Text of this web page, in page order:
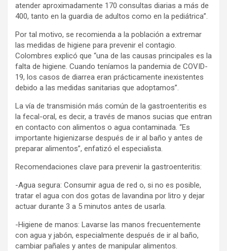
atender aproximadamente 170 consultas diarias a más de
400, tanto en la guardia de adultos como en la pediátrica”.
Por tal motivo, se recomienda a la población a extremar
las medidas de higiene para prevenir el contagio.
Colombres explicó que “una de las causas principales es la
falta de higiene. Cuando teníamos la pandemia de COVID-
19, los casos de diarrea eran prácticamente inexistentes
debido a las medidas sanitarias que adoptamos”.
La vía de transmisión más común de la gastroenteritis es
la fecal-oral, es decir, a través de manos sucias que entran
en contacto con alimentos o agua contaminada. “Es
importante higienizarse después de ir al baño y antes de
preparar alimentos”, enfatizó el especialista.
Recomendaciones clave para prevenir la gastroenteritis:
-Agua segura: Consumir agua de red o, si no es posible,
tratar el agua con dos gotas de lavandina por litro y dejar
actuar durante 3 a 5 minutos antes de usarla.
-Higiene de manos: Lavarse las manos frecuentemente
con agua y jabón, especialmente después de ir al baño,
cambiar pañales y antes de manipular alimentos.